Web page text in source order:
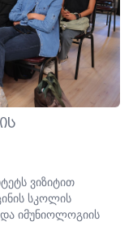
ვიზიტით
სკოლის
იმუნიოლოგიის